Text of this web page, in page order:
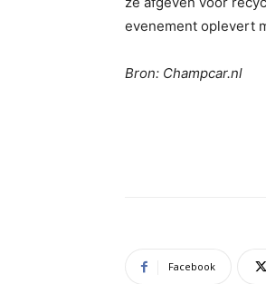
evenement oplevert
Bron: Champcar.nl
Facebook